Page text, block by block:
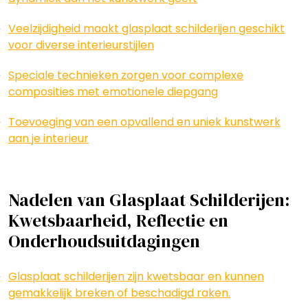
Veelzijdigheid maakt glasplaat schilderijen geschikt
voor diverse interieurstijlen
Speciale technieken zorgen voor complexe
composities met emotionele diepgang
Toevoeging van een opvallend en uniek kunstwerk
aan je interieur
Nadelen van Glasplaat Schilderijen:
Kwetsbaarheid, Reflectie en
Onderhoudsuitdagingen
Glasplaat schilderijen zijn kwetsbaar en kunnen
gemakkelijk breken of beschadigd raken.